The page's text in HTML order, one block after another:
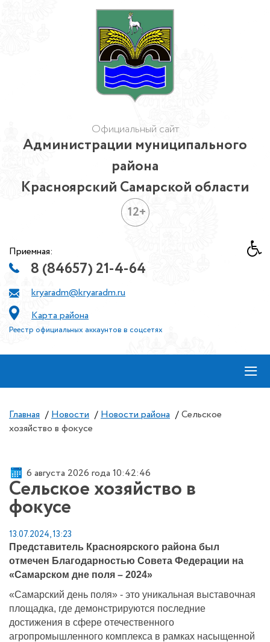
Официальный сайт
Администрации муниципального
района
Красноярский Самарской области
12+
Приемная:
8 (84657) 21-4-64
kryaradm@kryaradm.ru
Карта района
Реестр официальных аккаунтов в соцсетях
≡
Главная / Новости / Новости района / Сельское
хозяйство в фокусе
6 августа 2026 года 10:42:46
Сельское хозяйство в
фокусе
13.07.2024, 13:23
Представитель Красноярского района был
отмечен Благодарностью Совета Федерации на
«Самарском дне поля – 2024»
«Самарский день поля» - это уникальная выставочная
площадка, где демонстрируются последние
достижения в сфере отечественного
агропромышленного комплекса в рамках насыщенной